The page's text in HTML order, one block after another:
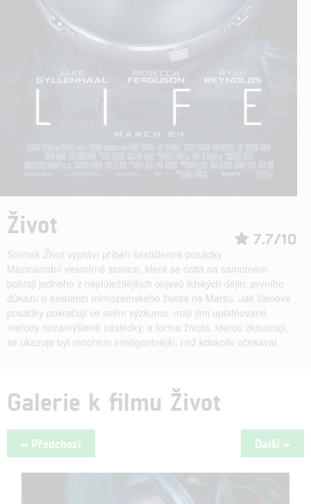
7.7/10
Život
Snímek Život vypráví příběh šestičlenné posádky
Mezinárodní vesmírné stanice, která se ocitá na samotném
pokraji jednoho z nejdůležitějších objevů lidských dějin: prvního
důkazu o existenci mimozemského života na Marsu. Jak členové
posádky pokračují ve svém výzkumu, mají jimi uplatňované
metody nezamýšlené následky, a forma života, kterou zkoumají,
se ukazuje být mnohem inteligentnější, než kdokoliv očekával.
Galerie k filmu Život
« Předchozí Další »